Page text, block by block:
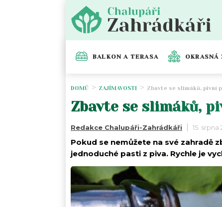
BALKON A TERASA OKRASNÁ
DOMŮ ZAJÍMAVOSTI Zbavte se slimáků, pivní
Zbavte se slimáků,
Redakce Chalupáři-Zahrádkáři 15. srpna
Pokud se nemůžete na své zahradě
jednoduché pasti z piva. Rychle je